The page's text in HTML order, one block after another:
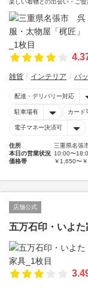
楽しい着物との出会い・ご
雑貨 インテリア バ
配達・デリバリー対応
駐車場有 カード
電子マネー決済可
住所
三重県名張
本日の営業状況 10:00〜
価格帯
￥1,650〜
店舗公式
五万石印・いよた